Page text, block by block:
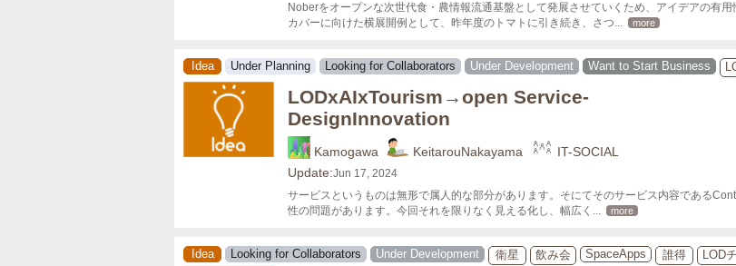
Noberをオープンな次世代食・農情報流通基盤として発展させていくため、アイデアの有
カバーに向けた横展開例として、昨年度のトマトに引き続き、さつ... more
Idea Under Planning Looking for Collaborators Under Development Want to Start Business
LODxAIxTourism→open Service-
DesignInnovation
Kamogawa KeitarouNakayama
IT-SOCIAL
Update:Jun 17, 2024
サービスというものは無形で属人的な部分があります。そにてそのサービス内容である
性の問題があります。今回それを限りなく見える化し、幅広く ... more
Idea Looking for Collaborators Under Development 衛星 飲み会 SpaceApps 誰得 LOD